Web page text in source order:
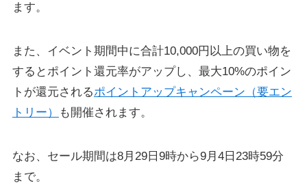
ます。
また、イベント期間中に合計10,000円以上の買い物を
するとポイント還元率がアップし、最大10%のポイン
トが還元されるポイントアップキャンペーン（要エン
トリー）
も開催されます。
なお、セール期間は8月29日9時から9月4日23時59分
まで。